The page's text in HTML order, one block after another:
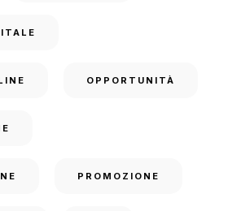
OPPORTUNITÀ
PROMOZIONE